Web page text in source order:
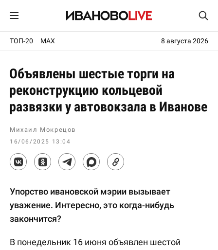
ТОП-20 MAX 8 августа 2026
Объявлены шестые торги на
реконструкцию кольцевой
развязки у автовокзала в Иванове
Михаил Мокрецов
16/06/2025 13:04
Упорство ивановской мэрии вызывает
уважение. Интересно, это когда-нибудь
закончится?
В понедельник 16 июня объявлен шестой